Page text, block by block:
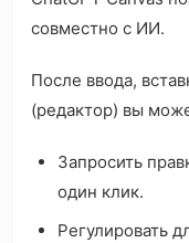
совместно с ИИ.
После ввода,
(редактор) вы
Запросить
один клик.
Регулировать